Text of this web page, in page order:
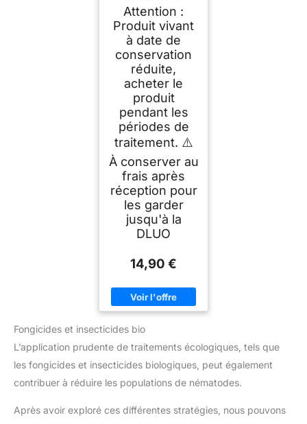
Attention :
Produit vivant
à date de
conservation
réduite,
acheter le
produit
pendant les
périodes de
traitement. ⚠️
À conserver au
frais après
réception pour
les garder
jusqu'à la
DLUO
14,90 €
Fongicides et insecticides bio
L’application prudente de traitements écologiques, tels que
les fongicides et insecticides biologiques, peut également
contribuer à réduire les populations de nématodes.
Après avoir exploré ces différentes stratégies, nous pouvons